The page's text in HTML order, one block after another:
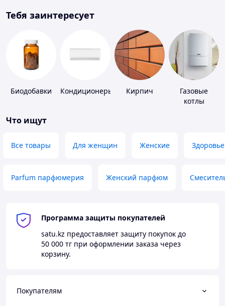
Тебя заинтересует
Биодобавки Кондиционеры Кирпич
Газовые
котлы
Что ищут
Все товары Для женщин Женские Здоровье
Parfum парфюмерия Женский парфюм
Программа защиты покупателей
satu.kz предоставляет защиту покупок до
50 000 тг при оформлении заказа через
корзину.
Покупателям